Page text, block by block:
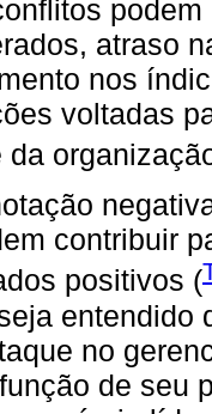
atraso
nos
voltadas
contribuir
positivos (
entendido
no
de seu